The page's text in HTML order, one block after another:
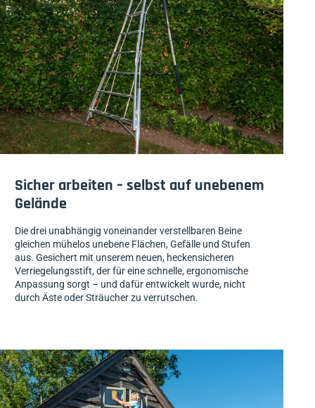
Sicher arbeiten – selbst auf unebenem
Gelände
Die drei unabhängig voneinander verstellbaren Beine
gleichen mühelos unebene Flächen, Gefälle und Stufen
aus. Gesichert mit unserem neuen, heckensicheren
Verriegelungsstift, der für eine schnelle, ergonomische
Anpassung sorgt – und dafür entwickelt wurde, nicht
durch Äste oder Sträucher zu verrutschen.